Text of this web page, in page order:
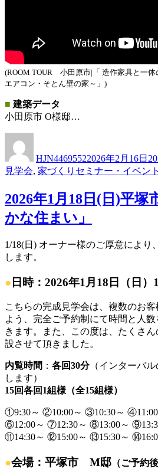
(ROOM TOUR 小田原市|「 造作家具と一
エアコン・そとん壁の家～」)
■ 建築データ
小田原市 O様邸…
者
HJN4469552日:
2026年2月16日
見学会, 家づくりセミナー・イベント
2026年1月18日(日)平塚
かな住まい」
1/18(日) オーナー様のご厚意により
します。
● 日時：2026年1月18日（日）
こちらの完成見学会は、複数のお
よう、完全ご予約制にて時間と人
きます。また、この度は、たくさ
設させて頂きました。
内覧時間 ： 各回30分（インターバ
します）
15回各回1組様（全15組様）
①9:30～ ②10:00～ ③10:30～
⑥12:00～ ⑦12:30～ ⑧13:00～
⑪14:30～ ⑫15:00～ ⑬15:30～
●会場：平塚市 M邸 （ご予約